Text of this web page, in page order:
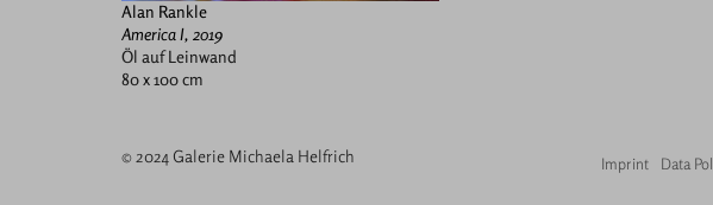
Alan Rankle
America I, 2019
Öl auf Leinwand
80 x 100 cm
© 2024 Galerie Michaela Helfrich Imprint Data